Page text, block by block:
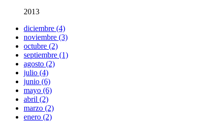
2013
diciembre (4)
noviembre (3)
octubre (2)
septiembre (1)
agosto (2)
julio (4)
junio (6)
mayo (6)
abril (2)
marzo (2)
enero (2)